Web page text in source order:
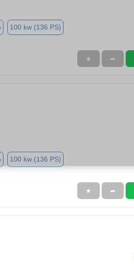
100 kw (136 PS)
★ ➦
100 kw (136 PS)
★ ➦